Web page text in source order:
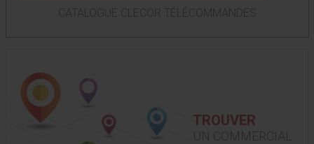
CATALOGUE CLECOR TÉLÉCOMMANDES
TROUVER
UN COMMERCIAL